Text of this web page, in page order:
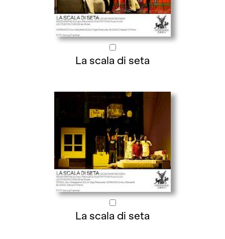
La scala di seta
La scala di seta